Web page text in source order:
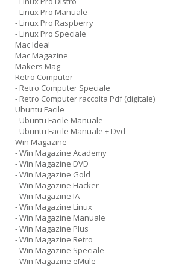
- Linux Pro Manuale
- Linux Pro Raspberry
- Linux Pro Speciale
Mac Idea!
Mac Magazine
Makers Mag
Retro Computer
- Retro Computer Speciale
- Retro Computer raccolta Pdf (digitale)
Ubuntu Facile
- Ubuntu Facile Manuale
- Ubuntu Facile Manuale + Dvd
Win Magazine
- Win Magazine Academy
- Win Magazine DVD
- Win Magazine Gold
- Win Magazine Hacker
- Win Magazine IA
- Win Magazine Linux
- Win Magazine Manuale
- Win Magazine Plus
- Win Magazine Retro
- Win Magazine Speciale
- Win Magazine eMule